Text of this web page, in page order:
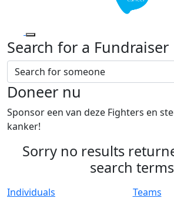
Search for a Fundraiser
Doneer nu
Sponsor een van deze Fighters en
kanker!
Sorry no results
search terms
Individuals Teams